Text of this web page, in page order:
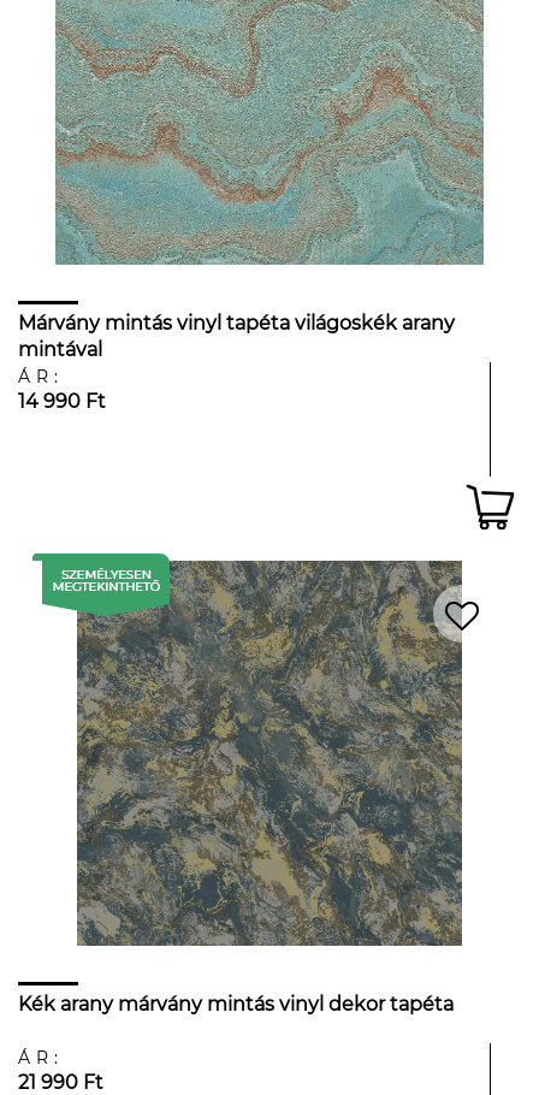
Márvány mintás vinyl tapéta világoskék arany
mintával
ÁR:
14 990 Ft
Kék arany márvány mintás vinyl dekor tapéta
ÁR:
21 990 Ft